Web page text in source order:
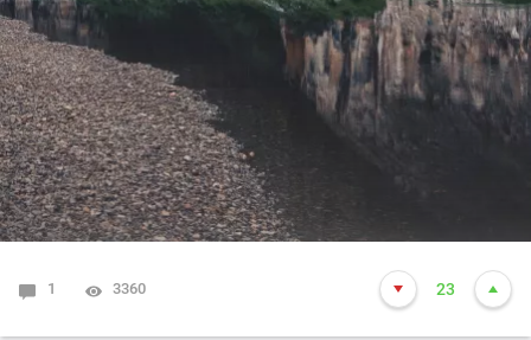
1 3360 23